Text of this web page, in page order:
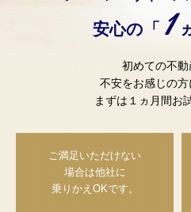
安心の「 1
初めての不
不安をお感じの方
まずは１ヵ月間お
ご満足いただけない
場合は他社に
乗りかえOKです。